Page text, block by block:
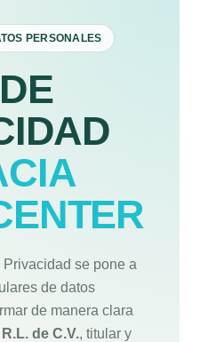
PERSONALES
se pone a
de datos
de manera clara
de C.V., titular y